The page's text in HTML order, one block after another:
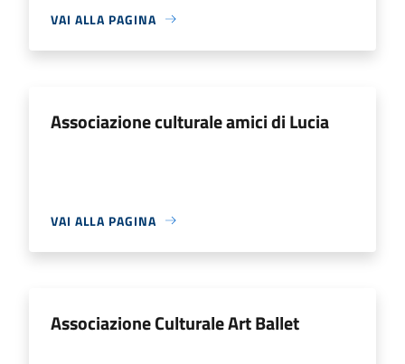
VAI ALLA PAGINA
Associazione culturale amici di Lucia
VAI ALLA PAGINA
Associazione Culturale Art Ballet